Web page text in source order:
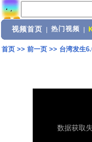
视频首页 热门视频
首页>> 前一页>> 台湾发生